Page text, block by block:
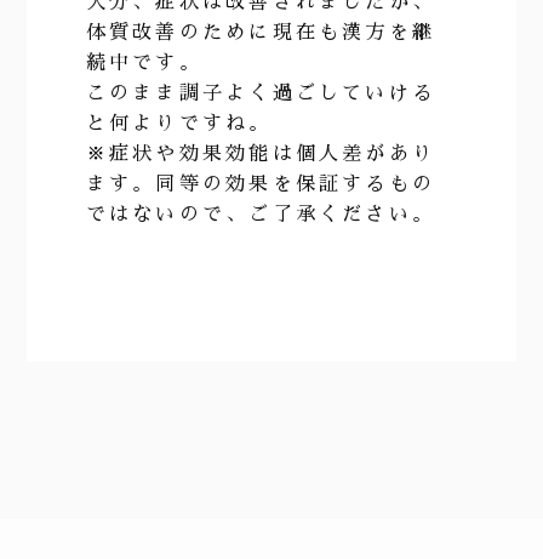
体質改善のために現在も漢方を継
続中です。
このまま調子よく過ごしていける
と何よりですね。
※症状や効果効能は個人差があり
ます。同等の効果を保証するもの
ではないので、ご了承ください。